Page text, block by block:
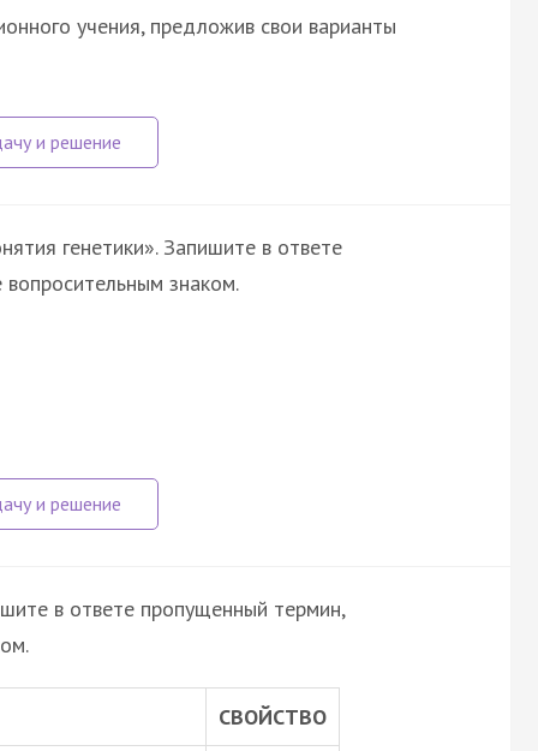
учения, предложив свои варианты
генетики». Запишите в ответе
знаком.
в ответе пропущенный термин,
СВОЙСТВО